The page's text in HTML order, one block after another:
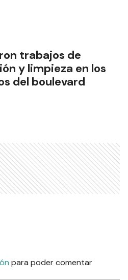
trabajos de
y limpieza en los
del boulevard
para poder comentar